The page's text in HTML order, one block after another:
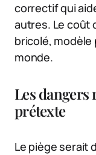
correctif qui
autres. Le coût
bricolé,
monde.
Les dangers
prétexte
Le piège serait